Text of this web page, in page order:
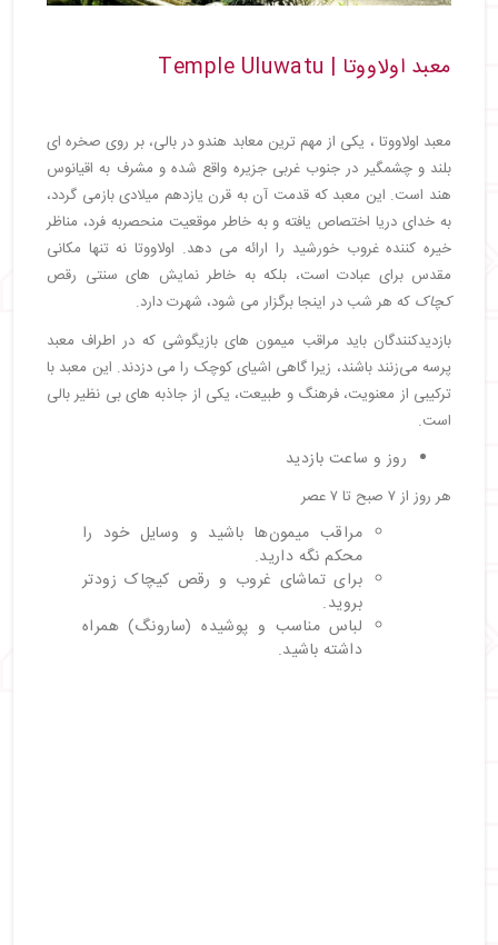
معبد اولاووتا | Temple Uluwatu
معبد اولاووتا ، یکی از مهم ‌ترین معابد هندو در بالی، بر روی صخره ‌ای
بلند و چشمگیر در جنوب غربی جزیره واقع شده و مشرف به اقیانوس
هند است. این معبد که قدمت آن به قرن یازدهم میلادی بازمی ‌گردد،
به خدای دریا اختصاص یافته و به خاطر موقعیت منحصربه ‌فرد، مناظر
خیره‌ کننده غروب خورشید را ارائه می ‌دهد. اولاووتا نه تنها مکانی
مقدس برای عبادت است، بلکه به خاطر نمایش‌ های سنتی رقص
کچاک که هر شب در اینجا برگزار می ‌شود، شهرت دارد.
بازدیدکنندگان باید مراقب میمون ‌های بازیگوشی که در اطراف معبد
پرسه می‌زنند باشند، زیرا گاهی اشیای کوچک را می‌ دزدند. این معبد با
ترکیبی از معنویت، فرهنگ و طبیعت، یکی از جاذبه ‌های بی ‌نظیر بالی
است.
روز و ساعت بازدید
هر روز از ۷ صبح تا ۷ عصر
مراقب میمون‌ها باشید و وسایل خود را
محکم نگه دارید.
برای تماشای غروب و رقص کیچاک زودتر
بروید.
لباس مناسب و پوشیده (سارونگ) همراه
داشته باشید.